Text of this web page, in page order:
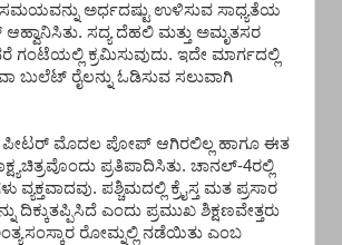
ಅರ್ಧದಷ್ಟು ಉಳಿಸುವ ಸಾಧ್ಯತೆಯ
ಸದ್ಯ ದೆಹಲಿ ಮತ್ತು ಅಮೃತಸರ
ಗಂಟೆಯಲ್ಲಿ ಕ್ರಮಿಸುವುದು. ಇದೇ ಮಾರ್ಗದಲ್ಲಿ
ಬುಲೆಟ್ ರೈಲನ್ನು ಓಡಿಸುವ ಸಲುವಾಗಿ
ಪೀಟರ್ ಮೊದಲ ಪೋಪ್ ಆಗಿರಲಿಲ್ಲ ಹಾಗೂ ಈತ
ಪ್ರತಿಪಾದಿಸಿತು. ಚಾನಲ್-4ರಲ್ಲಿ
ಪಶ್ಚಿಮದಲ್ಲಿ ಕ್ರೈಸ್ತ ಮತ ಪ್ರಸಾರ
ಎಂದು ಪ್ರಮುಖ ಶಿಕ್ಷಣವೇತ್ತರು
ರೋಮ್ನಲ್ಲಿ ನಡೆಯಿತು ಎಂಬ